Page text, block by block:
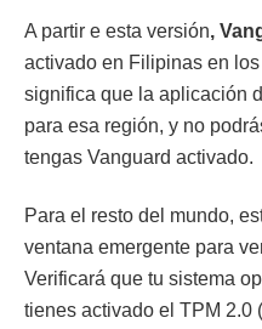
A partir e esta versión,
activado en Filipinas en
significa que la aplicación
para esa región, y no
tengas Vanguard activado.
Para el resto del mundo,
ventana emergente para
Verificará que tu sistema
tienes activado el TPM 2.0